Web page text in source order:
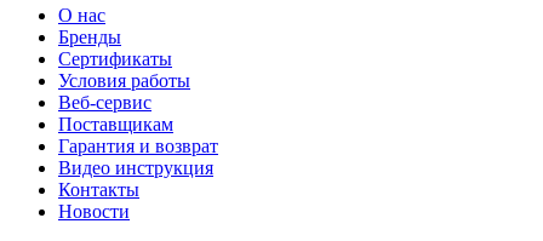
О нас
Бренды
Сертификаты
Условия работы
Веб-сервис
Поставщикам
Гарантия и возврат
Видео инструкция
Контакты
Новости